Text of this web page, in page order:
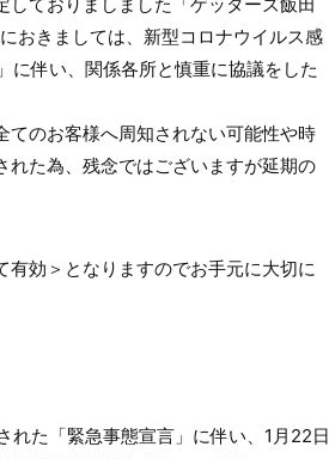
きましては、新型コロナウイルス感
に伴い、関係各所と慎重に協議をした
のお客様へ周知されない可能性や時
れた為、残念ではございますが延期の
効＞となりますのでお手元に大切に
れた「緊急事態宣言」に伴い、1月22日